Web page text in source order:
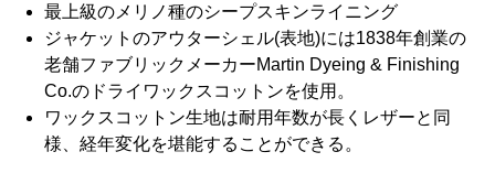
最上級のメリノ種のシープスキンライニング
ジャケットのアウターシェル(表地)には1838年創業の
老舗ファブリックメーカーMartin Dyeing & Finishing
Co.のドライワックスコットンを使用。
ワックスコットン生地は耐用年数が長くレザーと同
様、経年変化を堪能することができる。